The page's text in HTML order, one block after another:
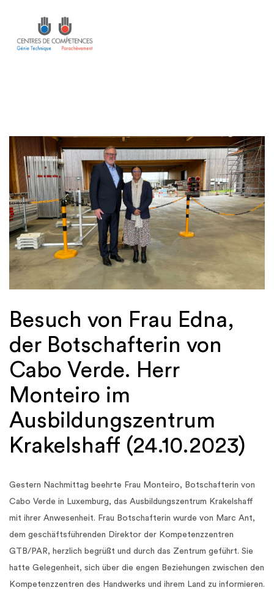
Besuch von Frau Edna,
der Botschafterin von
Cabo Verde. Herr
Monteiro im
Ausbildungszentrum
Krakelshaff (24.10.2023)
Gestern Nachmittag beehrte Frau Monteiro, Botschafterin von
Cabo Verde in Luxemburg, das Ausbildungszentrum Krakelshaff
mit ihrer Anwesenheit. Frau Botschafterin wurde von Marc Ant,
dem geschäftsführenden Direktor der Kompetenzzentren
GTB/PAR, herzlich begrüßt und durch das Zentrum geführt. Sie
hatte Gelegenheit, sich über die engen Beziehungen zwischen den
Kompetenzzentren des Handwerks und ihrem Land zu informieren.